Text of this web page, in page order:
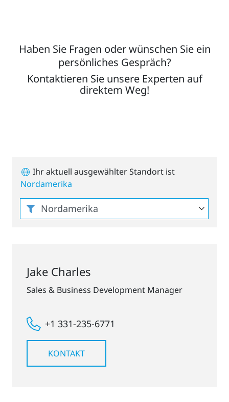
Haben Sie Fragen oder wünschen Sie ein
persönliches Gespräch?
Kontaktieren Sie unsere Experten auf
direktem Weg!
Ihr aktuell ausgewählter Standort ist
Nordamerika
Jake Charles
Sales & Business Development Manager
+1 331-235-6771
KONTAKT